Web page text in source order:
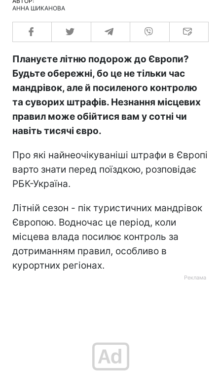
АННА ШИКАНОВА
Плануєте літню подорож до Європи?
Будьте обережні, бо це не тільки час
мандрівок, але й посиленого контролю
та суворих штрафів. Незнання місцевих
правил може обійтися вам у сотні чи
навіть тисячі євро.
Про які найнеочікуваніші штрафи в Європі
варто знати перед поїздкою, розповідає
РБК-Україна.
Літній сезон - пік туристичних мандрівок
Європою. Водночас це період, коли
місцева влада посилює контроль за
дотриманням правил, особливо в
курортних регіонах.